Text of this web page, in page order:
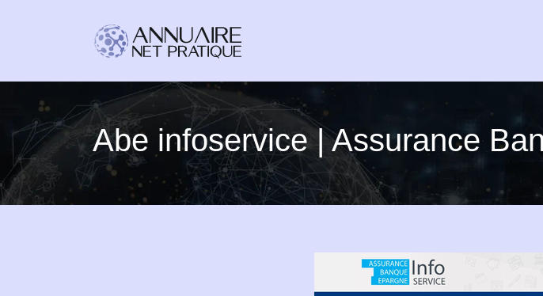
Abe infoservice | Assurance